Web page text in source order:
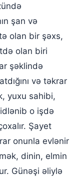
şan və
olan bir şəxs,
olan biri
şəklində
və təkrar
yuxu sahibi,
o işdə
Şayet
onunla evlənir
dinin, elmin
Günəşi əliylə